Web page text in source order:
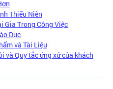
Thiếu Niên
Gia Trong Công Việc
Dục
và Tài Liệu
và Quy tắc ứng xử của khách